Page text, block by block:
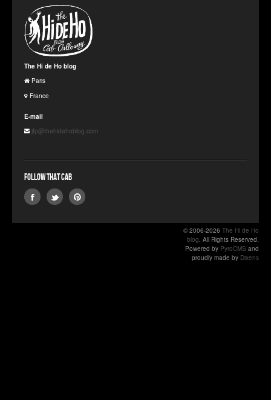
The Hi de Ho blog
Paris
France
E-mail
jfp@thehidehoblog.com
Follow that Cab
© 2006-2026 The Hi de Ho
blog . All Rights Reserved.
Powered by PyroCMS and
proudly made by Dixens